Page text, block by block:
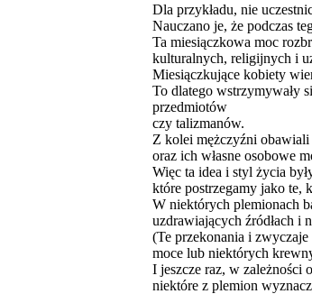
Dla przykładu, nie
Nauczano je, że podczas
Ta miesiączkowa moc
kulturalnych, religijnych i
Miesiączkujące kobiety
To dlatego wstrzymywały
przedmiotów
czy talizmanów.
Z kolei mężczyźni obawiali
oraz ich własne osobowe
Więc ta idea i styl życia
które postrzegamy jako te,
W niektórych plemionach
uzdrawiających źródłach i
(Te przekonania i zwyczaje
moce lub niektórych
I jeszcze raz, w zależności
niektóre z plemion